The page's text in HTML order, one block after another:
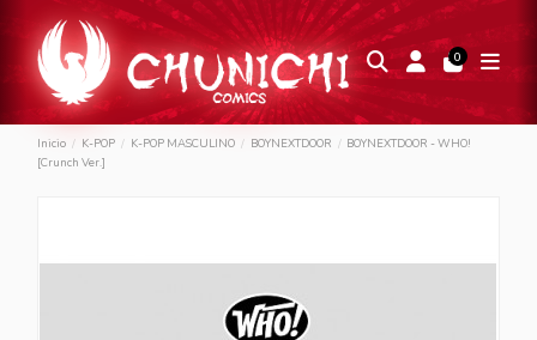
0
Inicio K-POP K-POP MASCULINO BOYNEXTDOOR
BOYNEXTDOOR - WHO!
[Crunch Ver.]